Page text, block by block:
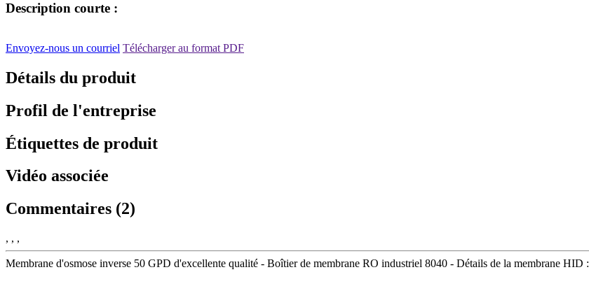
Description courte :
Envoyez-nous un courriel Télécharger au format PDF
Détails du produit
Profil de l'entreprise
Étiquettes de produit
Vidéo associée
Commentaires (2)
, , ,
Membrane d'osmose inverse 50 GPD d'excellente qualité - Boîtier de membrane RO industriel 8040 - Détails de la membrane HID :